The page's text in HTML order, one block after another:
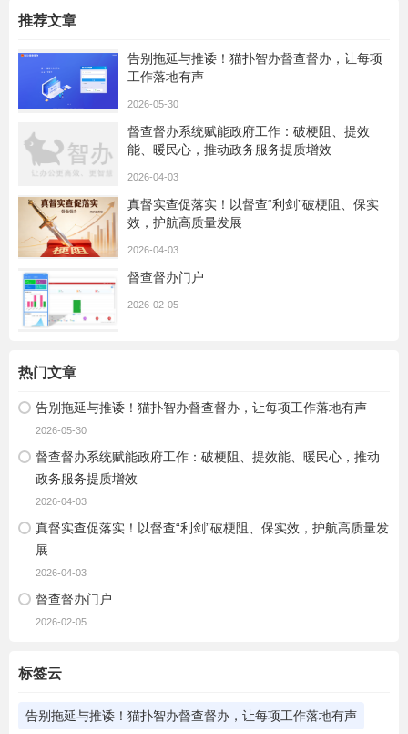
推荐文章
告别拖延与推诿！猫扑智办督查督办，让每项
工作落地有声
2026-05-30
督查督办系统赋能政府工作：破梗阻、提效
能、暖民心，推动政务服务提质增效
2026-04-03
真督实查促落实！以督查“利剑”破梗阻、保实
效，护航高质量发展
2026-04-03
督查督办门户
2026-02-05
热门文章
告别拖延与推诿！猫扑智办督查督办，让每项工作落地有声
2026-05-30
督查督办系统赋能政府工作：破梗阻、提效能、暖民心，推动
政务服务提质增效
2026-04-03
真督实查促落实！以督查“利剑”破梗阻、保实效，护航高质量发
展
2026-04-03
督查督办门户
2026-02-05
标签云
告别拖延与推诿！猫扑智办督查督办，让每项工作落地有声